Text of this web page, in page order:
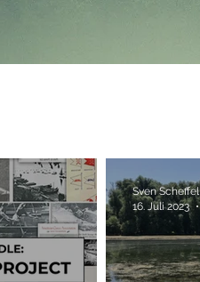
Sven Scheffel
16. Juli 2023